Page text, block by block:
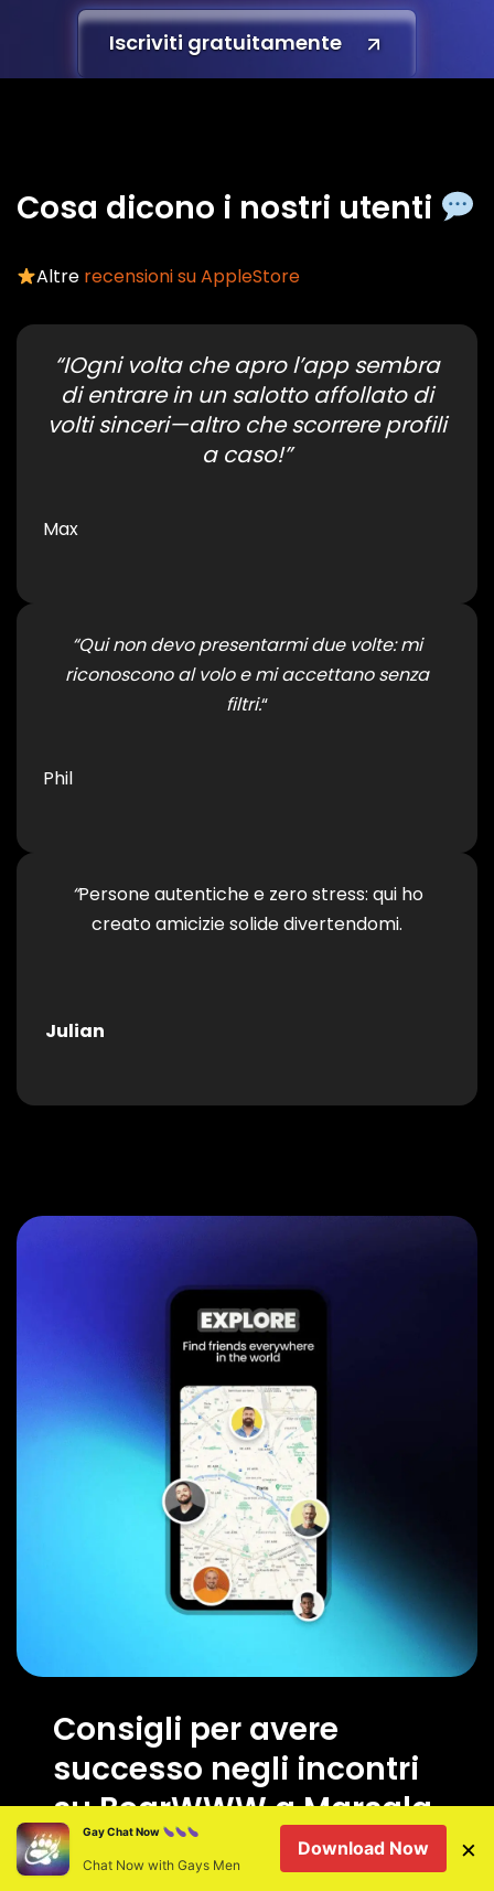
Iscriviti gratuitamente
Cosa dicono i nostri utenti
Altre recensioni su AppleStore
“IOgni volta che apro l’app sembra
di entrare in un salotto affollato di
volti sinceri—altro che scorrere profili
a caso!”
Max
“Qui non devo presentarmi due volte: mi
riconoscono al volo e mi accettano senza
filtri.“
Phil
“Persone autentiche e zero stress: qui ho
creato amicizie solide divertendomi.
Julian
Consigli per avere
successo negli incontri
su BearWWW a Marsala
Ottimizza il tuo profilo menzionando i tuoi
Gay Chat Now
Chat Now with Gays Men
Download Now ×